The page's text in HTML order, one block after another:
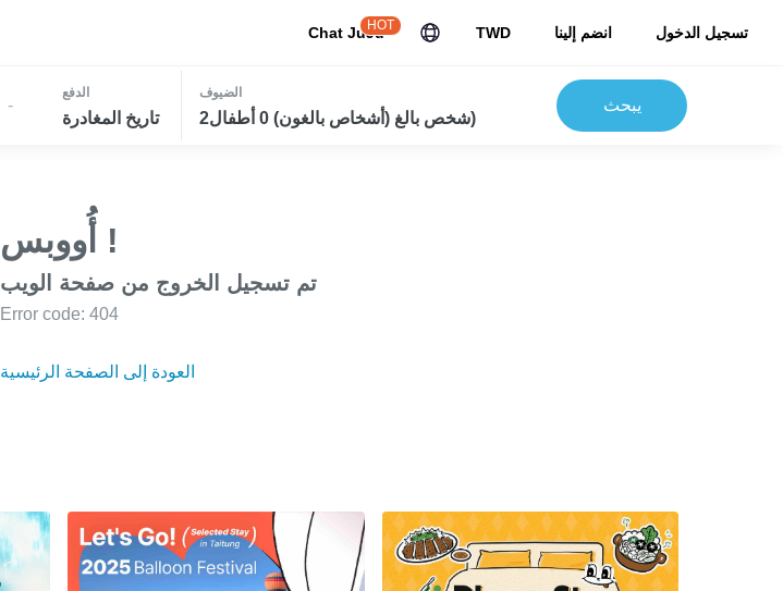
Chat JuJu
HOT TWD انضم إلينا تسجيل الدخول
-
الدفع
تاريخ المغادرة
الضيوف
2شخص بالغ (أشخاص بالغون) 0 أطفال)
يبحث
أُووبس !
تم تسجيل الخروج من صفحة الويب
Error code: 404
العودة إلى الصفحة الرئيسية